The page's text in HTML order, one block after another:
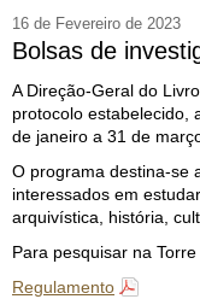
16 de Fevereiro de 2023
Bolsas de
A Direção-Geral do
protocolo estabelecido,
de janeiro a 31 de
O programa destina-se
interessados em
arquivística, história,
Para pesquisar na
Regulamento